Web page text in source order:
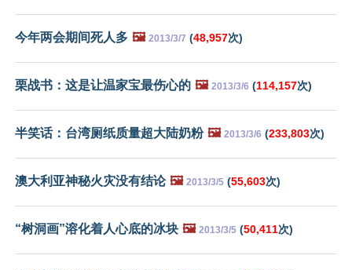
今年两会期间死人多 🖼️ 2013/3/7 (48,957次)
栗战书：这是让温家宝最伤心的 🖼️ 2013/3/6 (114,157次)
半笑话：台湾厕纸质量超大陆奶粉 🖼️ 2013/3/6 (233,803次)
澳大利亚神秘火灾没有结论 🖼️ 2013/3/5 (55,603次)
“树洞画”溶化着人心底的冰块 🖼️ 2013/3/5 (50,411次)